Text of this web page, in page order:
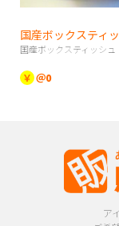
国産ボックスティ
国産ボックスティッシュ
￥ ＠0
ア